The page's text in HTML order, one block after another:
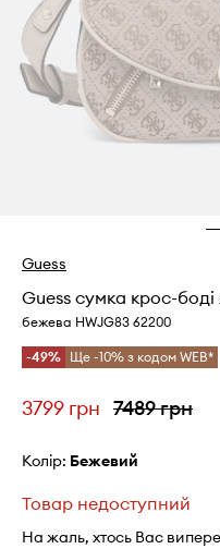
Guess
Guess сумка крос-боді
бежева HWJG83 62200
-49% Ще -10% з кодом WEB*
3799 грн 7489 грн
Колір: бежевий
Товар недоступний
На жаль, хтось Вас